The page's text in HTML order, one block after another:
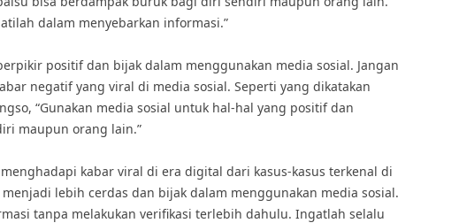
dalam menyebarkan informasi.”
positif dan bijak dalam menggunakan media sosial. Jangan
negatif yang viral di media sosial. Seperti yang dikatakan
“Gunakan media sosial untuk hal-hal yang positif dan
maupun orang lain.”
kabar viral di era digital dari kasus-kasus terkenal di
lebih cerdas dan bijak dalam menggunakan media sosial.
tanpa melakukan verifikasi terlebih dahulu. Ingatlah selalu